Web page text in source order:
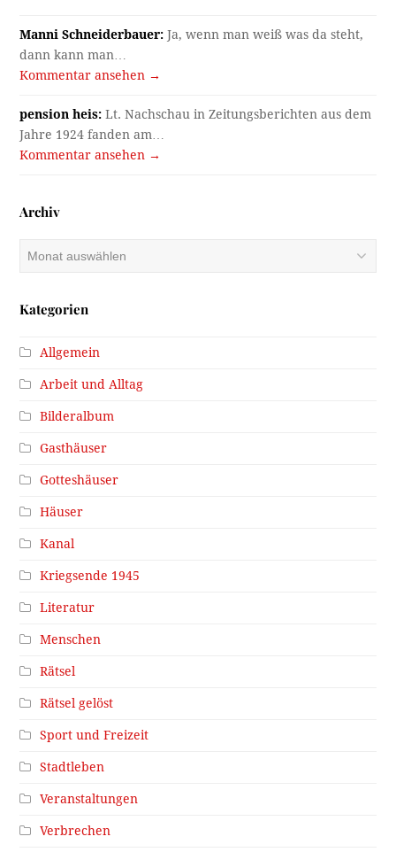
Manni Schneiderbauer: Ja, wenn man weiß was da steht,
dann kann man…
Kommentar ansehen →
pension heis: Lt. Nachschau in Zeitungsberichten aus dem
Jahre 1924 fanden am…
Kommentar ansehen →
Archiv
Kategorien
Allgemein
Arbeit und Alltag
Bilderalbum
Gasthäuser
Gotteshäuser
Häuser
Kanal
Kriegsende 1945
Literatur
Menschen
Rätsel
Rätsel gelöst
Sport und Freizeit
Stadtleben
Veranstaltungen
Verbrechen